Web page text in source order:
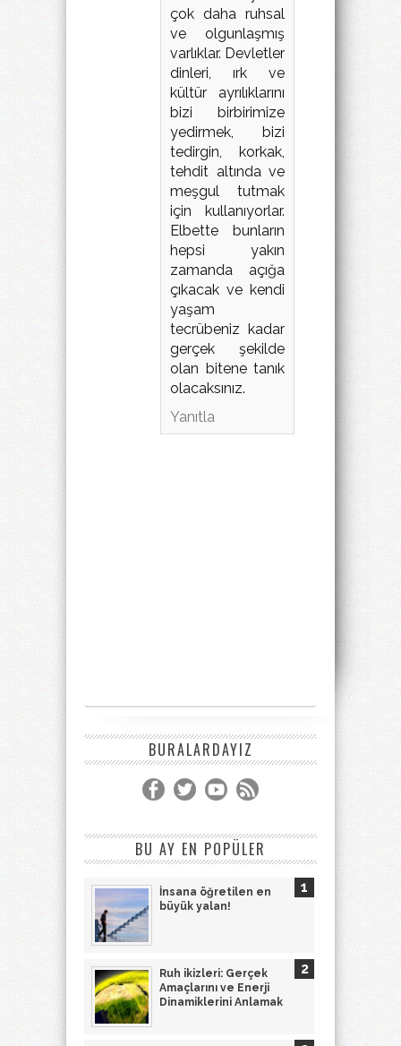
çok daha ruhsal
ve olgunlaşmış
varlıklar. Devletler
dinleri, ırk ve
kültür ayrılıklarını
bizi birbirimize
yedirmek, bizi
tedirgin, korkak,
tehdit altında ve
meşgul tutmak
için kullanıyorlar.
Elbette bunların
hepsi yakın
zamanda açığa
çıkacak ve kendi
yaşam
tecrübeniz kadar
gerçek şekilde
olan bitene tanık
olacaksınız.
Yanıtla
BURALARDAYIZ
BU AY EN POPÜLER
İnsana öğretilen en
büyük yalan!
Ruh ikizleri: Gerçek
Amaçlarını ve Enerji
Dinamiklerini Anlamak